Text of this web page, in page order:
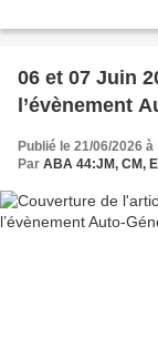
06 et 07 Juin
Publié le 21/06/2026 à
Par ABA 44:JM, CM,